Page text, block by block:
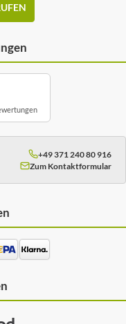
+49 371 240 80 916
Zum Kontaktformular